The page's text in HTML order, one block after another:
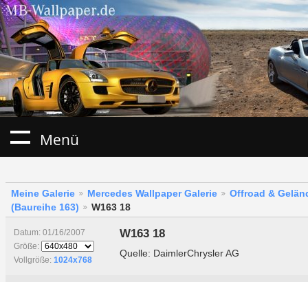
Menü
Meine Galerie Mercedes Wallpaper Galerie
Offroad &
(Baureihe 163)
W163 18
Datum: 01/16/2007
Größe:
Vollgröße: 1024x768
W163 18
Quelle: DaimlerChrysler AG